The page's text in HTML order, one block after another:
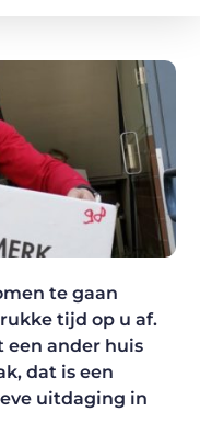
te gaan
tijd op u af.
een ander huis
dat is een
uitdaging in